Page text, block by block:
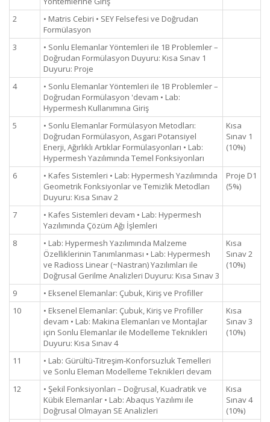
2
• Matris Cebiri • SEY Felsefesi ve Doğrudan
Formülasyon
3
• Sonlu Elemanlar Yöntemleri ile 1B Problemler –
Doğrudan Formülasyon Duyuru: Kısa Sınav 1
Duyuru: Proje
4
• Sonlu Elemanlar Yöntemleri ile 1B Problemler –
Doğrudan Formülasyon 'devam • Lab:
Hypermesh Kullanımına Giriş
5
• Sonlu Elemanlar Formülasyon Metodları:
Doğrudan Formülasyon, Asgari Potansiyel
Enerji, Ağırlıklı Artıklar Formülasyonları • Lab:
Hypermesh Yazılımında Temel Fonksiyonları
Kısa
Sınav 1
(10%)
6
• Kafes Sistemleri • Lab: Hypermesh Yazılımında
Geometrik Fonksiyonlar ve Temizlik Metodları
Duyuru: Kısa Sınav 2
Proje D1
(5%)
7
• Kafes Sistemleri devam • Lab: Hypermesh
Yazılımında Çözüm Ağı İşlemleri
8
• Lab: Hypermesh Yazılımında Malzeme
Özelliklerinin Tanımlanması • Lab: Hypermesh
ve Radioss Linear (~Nastran) Yazılımları ile
Doğrusal Gerilme Analizleri Duyuru: Kısa Sınav 3
Kısa
Sınav 2
(10%)
9
• Eksenel Elemanlar: Çubuk, Kiriş ve Profiller
10
• Eksenel Elemanlar: Çubuk, Kiriş ve Profiller
devam • Lab: Makina Elemanları ve Montajlar
için Sonlu Elemanlar ile Modelleme Teknikleri
Duyuru: Kısa Sınav 4
Kısa
Sınav 3
(10%)
11
• Lab: Gürültü-Titreşim-Konforsuzluk Temelleri
ve Sonlu Eleman Modelleme Teknikleri devam
12
• Şekil Fonksiyonları – Doğrusal, Kuadratik ve
Kübik Elemanlar • Lab: Abaqus Yazılımı ile
Doğrusal Olmayan SE Analizleri
Kısa
Sınav 4
(10%)